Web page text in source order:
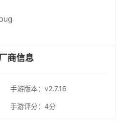
商信息
手游版本：v2.7.16
手游评分： 4分